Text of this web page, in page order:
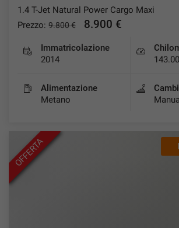
1.4 T-Jet Natural Power Cargo Maxi
Prezzo: 9.800 € 8.900 €
Immatricolazione
2014
Alimentazione
Metano
OFFERTA